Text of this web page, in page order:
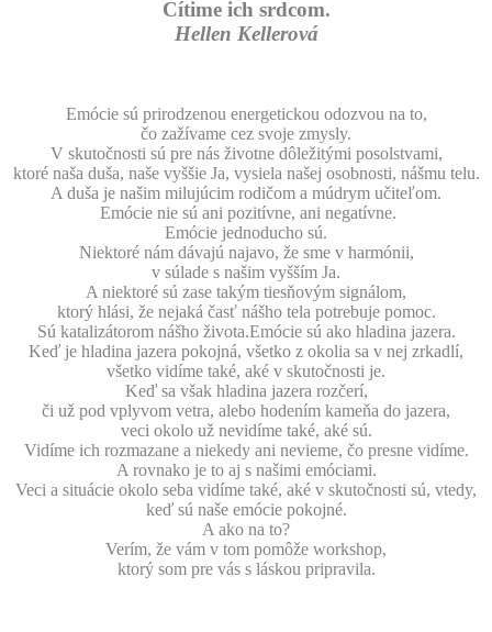
Cítime ich srdcom.
Hellen Kellerová
Emócie sú prirodzenou energetickou odozvou na to,
čo zažívame cez svoje zmysly.
V skutočnosti sú pre nás životne dôležitými posolstvami,
ktoré naša duša, naše vyššie Ja, vysiela našej osobnosti, nášmu telu.
A duša je našim milujúcim rodičom a múdrym učiteľom.
Emócie nie sú ani pozitívne, ani negatívne.
Emócie jednoducho sú.
Niektoré nám dávajú najavo, že sme v harmónii,
v súlade s našim vyšším Ja.
A niektoré sú zase takým tiesňovým signálom,
ktorý hlási, že nejaká časť nášho tela potrebuje pomoc.
Sú katalizátorom nášho života.Emócie sú ako hladina jazera.
Keď je hladina jazera pokojná, všetko z okolia sa v nej zrkadlí,
všetko vidíme také, aké v skutočnosti je.
Keď sa však hladina jazera rozčerí,
či už pod vplyvom vetra, alebo hodením kameňa do jazera,
veci okolo už nevidíme také, aké sú.
Vidíme ich rozmazane a niekedy ani nevieme, čo presne vidíme.
A rovnako je to aj s našimi emóciami.
Veci a situácie okolo seba vidíme také, aké v skutočnosti sú, vtedy,
keď sú naše emócie pokojné.
A ako na to?
Verím, že vám v tom pomôže workshop,
ktorý som pre vás s láskou pripravila.